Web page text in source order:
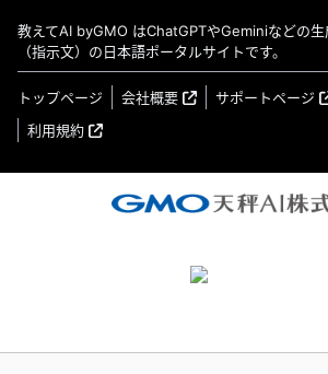
教えてAI byGMO はChatGPTやGeminiなどの生
（指示文）の日本語ポータルサイトです。
トップページ 会社概要 サポートページ
利用規約